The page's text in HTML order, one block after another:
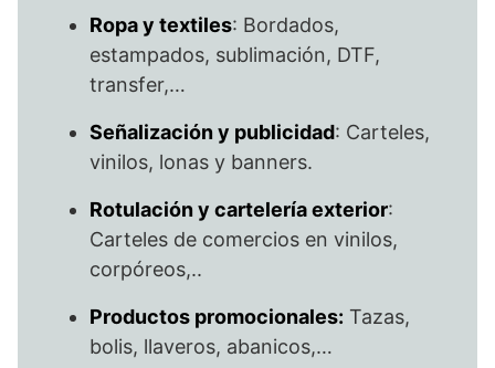
Ropa y textiles: Bordados,
estampados, sublimación, DTF,
transfer,…
Señalización y publicidad: Carteles,
vinilos, lonas y banners.
Rotulación y cartelería exterior:
Carteles de comercios en vinilos,
corpóreos,..
Productos promocionales: Tazas,
bolis, llaveros, abanicos,…